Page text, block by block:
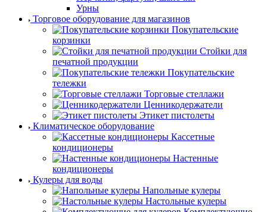
Урны
Торговое оборудование для магазинов
Покупательские
корзинки
Стойки для
печатной продукции
Покупательские
тележки
Торговые стеллажи
Ценникодержатели
Этикет пистолеты
Климатическое оборудование
Кассетные
кондиционеры
Настенные
кондиционеры
Кулеры для воды
Напольные кулеры
Настольные кулеры